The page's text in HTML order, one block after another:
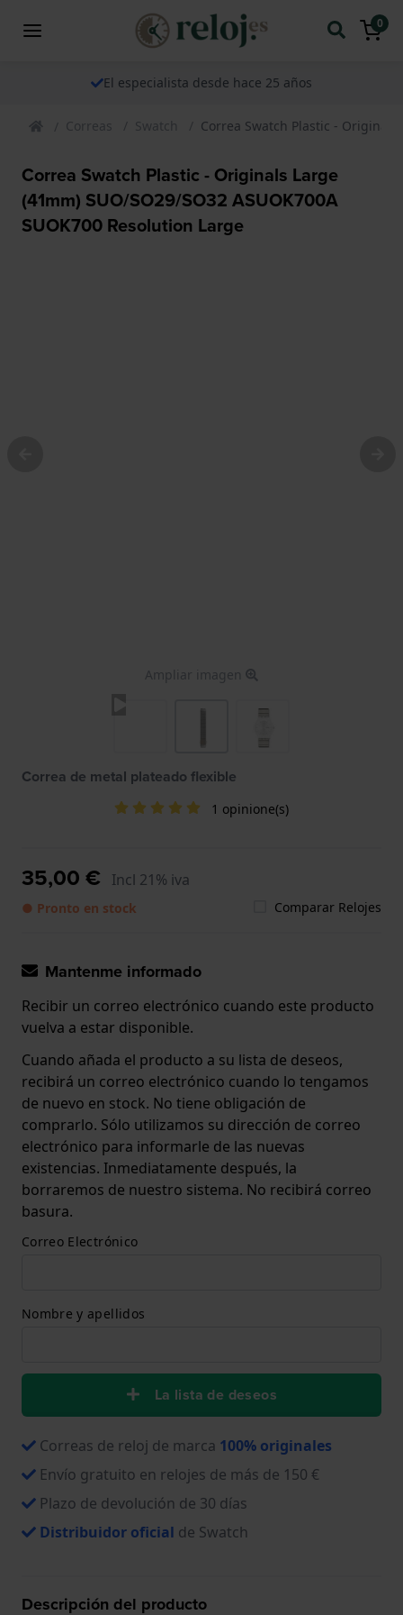
0
El especialista desde hace 25 años
Correas Swatch Correa Swatch Plastic - Originals
Correa Swatch Plastic - Originals Large
(41mm) SUO/SO29/SO32 ASUOK700A
SUOK700 Resolution Large
Ampliar imagen
Correa de metal plateado flexible
1 opinione(s)
35,00 € Incl 21% iva
● Pronto en stock Comparar Relojes
Mantenme informado
Recibir un correo electrónico cuando este producto
vuelva a estar disponible.
Cuando añada el producto a su lista de deseos,
recibirá un correo electrónico cuando lo tengamos
de nuevo en stock. No tiene obligación de
comprarlo. Sólo utilizamos su dirección de correo
electrónico para informarle de las nuevas
existencias. Inmediatamente después, la
borraremos de nuestro sistema. No recibirá correo
basura.
Correo Electrónico
Nombre y apellidos
La lista de deseos
Correas de reloj de marca 100% originales
Envío gratuito en relojes de más de 150 €
Plazo de devolución de 30 días
Distribuidor oficial de Swatch
Descripción del producto